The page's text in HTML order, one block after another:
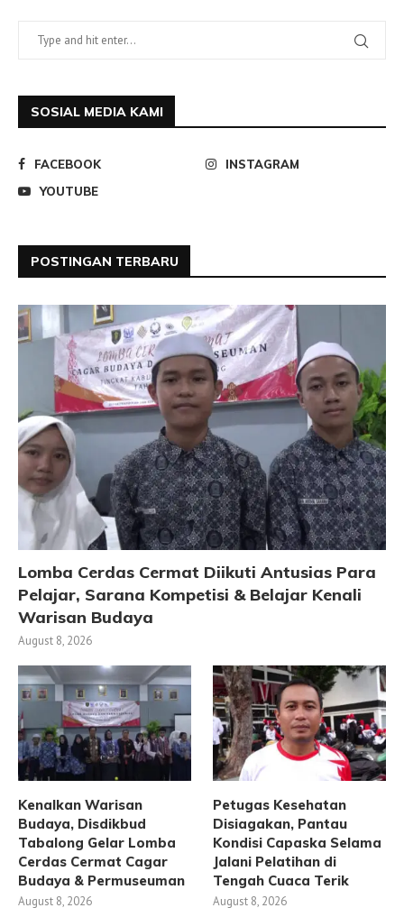
SOSIAL MEDIA KAMI
FACEBOOK
INSTAGRAM
YOUTUBE
POSTINGAN TERBARU
Lomba Cerdas Cermat Diikuti Antusias Para
Pelajar, Sarana Kompetisi & Belajar Kenali
Warisan Budaya
August 8, 2026
Kenalkan Warisan
Budaya, Disdikbud
Tabalong Gelar Lomba
Cerdas Cermat Cagar
Budaya & Permuseuman
August 8, 2026
Petugas Kesehatan
Disiagakan, Pantau
Kondisi Capaska Selama
Jalani Pelatihan di
Tengah Cuaca Terik
August 8, 2026